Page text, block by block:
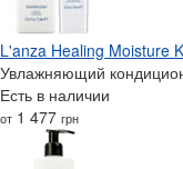
L'anza Healing Moisture
Увлажняющий
Есть в наличии
от 1 477 грн